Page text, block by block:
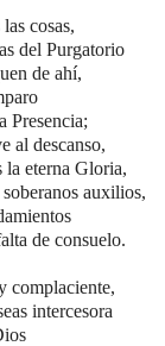
cosas,
del Purgatorio
de ahí,
Presencia;
al descanso,
la eterna Gloria,
auxilios,
de consuelo.
complaciente,
intercesora